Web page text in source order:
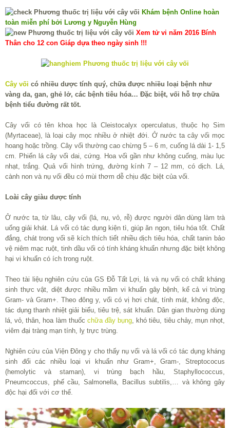
Khám bệnh Online hoàn
toàn miễn phí bởi Lương y Nguyễn Hùng
Xem tử vi năm 2016 Bính
Thân cho 12 con Giáp dựa theo ngày sinh !!!
Cây vối có nhiều dược tính quý, chữa được nhiều loại bệnh như
vàng da, gan, ghẻ lở, các bệnh tiêu hóa… Đặc biệt, vối hỗ trợ chữa
bệnh tiểu đường rất tốt.
Cây vối có tên khoa học là Cleistocalyx operculatus, thuộc họ Sim
(Myrtaceae), là loại cây mọc nhiều ở nhiệt đới. Ở nước ta cây vối mọc
hoang hoặc trồng. Cây vối thường cao chừng 5 – 6 m, cuống lá dài 1- 1,5
cm. Phiến lá cây vối dai, cứng. Hoa vối gần như không cuống, màu lục
nhạt, trắng. Quả vối hình trứng, đường kính 7 – 12 mm, có dịch. Lá,
cành non và nụ vối đều có mùi thơm dễ chịu đặc biệt của vối.
Loài cây giàu dược tính
Ở nước ta, từ lâu, cây vối (lá, nụ, vỏ, rễ) được người dân dùng làm trà
uống giải khát. Lá vối có tác dụng kiện tì, giúp ăn ngon, tiêu hóa tốt. Chất
đắng, chát trong vối sẽ kích thích tiết nhiều dịch tiêu hóa, chất tanin bảo
vệ niêm mạc ruột, tinh dầu vối có tính kháng khuẩn nhưng đặc biệt không
hại vi khuẩn có ích trong ruột.
Theo tài liệu nghiên cứu của GS Đỗ Tất Lợi, lá và nụ vối có chất kháng
sinh thực vật, diệt được nhiều mầm vi khuẩn gây bệnh, kể cả vi trùng
Gram- và Gram+. Theo đông y, vối có vị hơi chát, tính mát, không độc,
tác dụng thanh nhiệt giải biểu, tiêu trệ, sát khuẩn. Dân gian thường dùng
lá, vỏ, thân, hoa làm thuốc chữa đầy bụng, khó tiêu, tiêu chảy, mụn nhọt,
viêm đại tràng mạn tính, lỵ trực trùng.
Nghiên cứu của Viện Đông y cho thấy nụ vối và lá vối có tác dụng kháng
sinh đối các nhiều loại vi khuẩn như Gram+, Gram-, Streptococus
(hemolytic và staman), vi trùng bạch hầu, Staphyllococcus,
Pneumcoccus, phế cầu, Salmonella, Bacillus subtilis,… và không gây
độc hại đối với cơ thể.